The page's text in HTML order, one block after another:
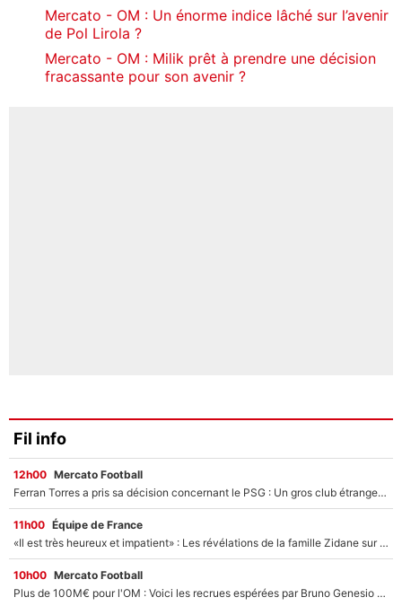
Mercato - OM : Un énorme indice lâché sur l’avenir
de Pol Lirola ?
Mercato - OM : Milik prêt à prendre une décision
fracassante pour son avenir ?
Fil info
12h00 Mercato Football
Ferran Torres a pris sa décision concernant le PSG : Un gros club étranger prêt à relancer le feuilleton pour la signature du champion du monde 2026 !
11h00 Équipe de France
«Il est très heureux et impatient» : Les révélations de la famille Zidane sur sa prise de pouvoir en équipe de France !
10h00 Mercato Football
Plus de 100M€ pour l'OM : Voici les recrues espérées par Bruno Genesio et Grégory Lorenzi après l’opération dégraissage